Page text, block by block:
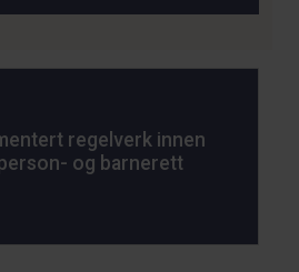
regelverk innen
og barnerett